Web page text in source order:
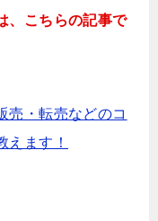
、こちらの記事で
売・転売などのコ
えます！